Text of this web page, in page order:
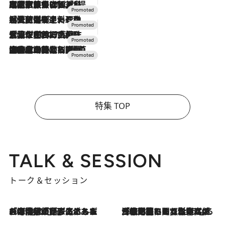
2026.7.31
【ホテル帰省】という選択肢をOMOが提案。家族とほどよい距離を保つには「昼は実家、夜は気兼ねなくホテルで！」
2026.7.24
【夏限定ディナーコース】旬を迎える稚鮎や花ズッキーニなどをイタリア・トスカーナの郷土料理の手法で満喫！
2026.7.17
「土佐和ハーブかき氷」がOMO7高知に登場！生姜、山椒、大葉など目にも舌にも涼を呼ぶ郷土の味
2026.7.10
NEW OPEN！【界 草津】名湯の地に誕生。趣の異なる2種の温泉と上州ならではの会席・蕎麦割烹など美食を味わう究極の癒やし旅
特集 TOP
TALK & SESSION
トーク＆セッション
2026.8.3
「今後値上げがあるとすれば…」「リスクがあるのは今年の冬」エネルギー専門家が語る、ホルムズ海峡封鎖が家庭にもたらす“ある心配” 2026.8.3
「住宅建てられない…」「サーチャージ料の高値が続いている」ホルムズ海峡封鎖による影響はいつまで続く？《エネルギー専門家に聞く“どうなる日本の暮らし”》